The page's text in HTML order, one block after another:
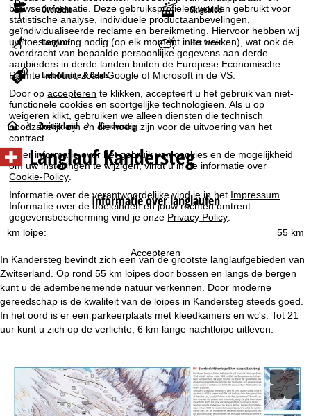
browserinformatie. Deze gebruiksprofielen worden gebruikt voor
statistische analyse, individuele productaanbevelingen,
geïndividualiseerde reclame en bereikmeting. Hiervoor hebben wij
uw toestemming nodig (op elk moment in te trekken), wat ook de
overdracht van bepaalde persoonlijke gegevens aan derde
aanbieders in derde landen buiten de Europese Economische
Ruimte inhoudt, zoals Google of Microsoft in de VS.
Door opaccepteren te klikken, accepteert u het gebruik van niet-
functionele cookies en soortgelijke technologieën. Als u op
weigeren klikt, gebruiken we alleen diensten die technisch
noodzakelijk zijn en die nodig zijn voor de uitvoering van het
contract.
Meer informatie over het gebruik van cookies en de mogelijkheid
om uw instellingen te wijzigen, vindt u in de informatie over
Cookie-Policy.
Informatie over de verantwoordelijke vind je in het Impressum.
Informatie over de doeleinden en jouw rechten omtrent
gegevensbescherming vind je onze Privacy Policy.
Accepteren
Overzicht Skigebied
Langlauf Het weer
Last-Minute & Deals
S
t
a
r
t
g
a
Zwitserland Kandersteg
Langlauf Kandersteg
Informatie over langlaufen
55 km
km loipe:
In Kandersteg bevindt zich een van de grootste langlaufgebieden van
Zwitserland. Op rond 55 km loipes door bossen en langs de bergen
kunt u de adembenemende natuur verkennen. Door moderne
gereedschap is de kwaliteit van de loipes in Kandersteg steeds goed.
In het oord is er een parkeerplaats met kleedkamers en wc's. Tot 21
uur kunt u zich op de verlichte, 6 km lange nachtloipe uitleven.